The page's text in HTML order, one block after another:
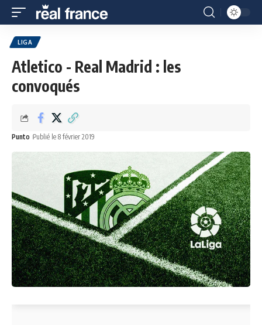
LIGA
Atletico - Real Madrid : les
convoqués
Punto Publié le 8 février 2019